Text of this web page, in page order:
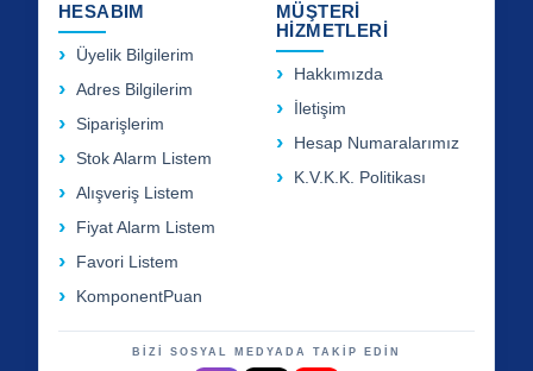
HESABIM
Üyelik Bilgilerim
Adres Bilgilerim
Siparişlerim
Stok Alarm Listem
Alışveriş Listem
Fiyat Alarm Listem
Favori Listem
KomponentPuan
MÜŞTERİ
HİZMETLERİ
Hakkımızda
İletişim
Hesap Numaralarımız
K.V.K.K. Politikası
BİZİ SOSYAL MEDYADA TAKİP EDİN